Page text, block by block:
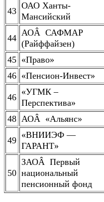
43
ОАО Ханты-
Мансийский
44
АОÂ САФМАР
(Райффайзен)
45 «Право»
46 «Пенсион-Инвест»
46
«УГМК –
Перспектива»
48 АОÂ «Альянс»
49
«ВНИИЭФ —
ГАРАНТ»
50
ЗАОÂ Первый
национальный
пенсионный фонд